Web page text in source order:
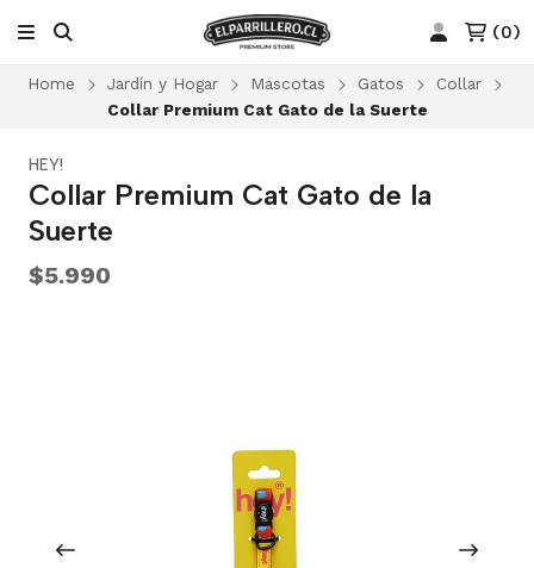
(0)
Home Jardín y Hogar Mascotas Gatos
Collar
Collar Premium Cat Gato de la Suerte
HEY!
Collar Premium Cat Gato de la
Suerte
$5.990